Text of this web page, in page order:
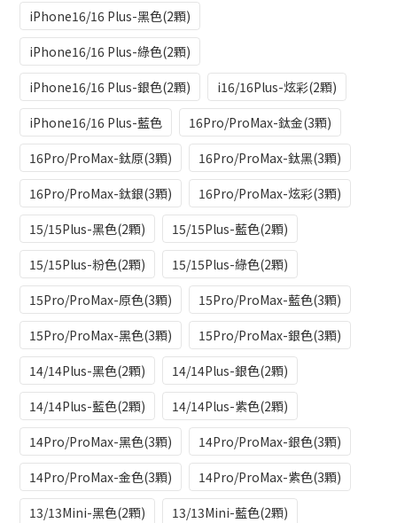
iPhone16/16 Plus-黑色(2顆)
iPhone16/16 Plus-綠色(2顆)
iPhone16/16 Plus-銀色(2顆)
i16/16Plus-炫彩(2顆)
iPhone16/16 Plus-藍色
16Pro/ProMax-鈦金(3顆)
16Pro/ProMax-鈦原(3顆)
16Pro/ProMax-鈦黑(3顆)
16Pro/ProMax-鈦銀(3顆)
16Pro/ProMax-炫彩(3顆)
15/15Plus-黑色(2顆)
15/15Plus-藍色(2顆)
15/15Plus-粉色(2顆)
15/15Plus-綠色(2顆)
15Pro/ProMax-原色(3顆)
15Pro/ProMax-藍色(3顆)
15Pro/ProMax-黑色(3顆)
15Pro/ProMax-銀色(3顆)
14/14Plus-黑色(2顆)
14/14Plus-銀色(2顆)
14/14Plus-藍色(2顆)
14/14Plus-紫色(2顆)
14Pro/ProMax-黑色(3顆)
14Pro/ProMax-銀色(3顆)
14Pro/ProMax-金色(3顆)
14Pro/ProMax-紫色(3顆)
13/13Mini-黑色(2顆)
13/13Mini-藍色(2顆)